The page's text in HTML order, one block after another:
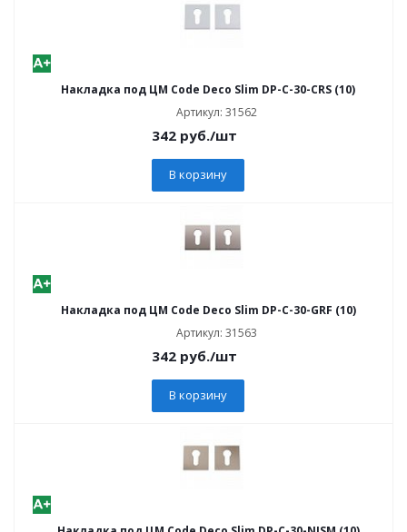
Накладка под ЦМ Code Deco Slim DP-C-30-CRS (10)
Артикул: 31562
342 руб./шт
В корзину
Накладка под ЦМ Code Deco Slim DP-C-30-GRF (10)
Артикул: 31563
342 руб./шт
В корзину